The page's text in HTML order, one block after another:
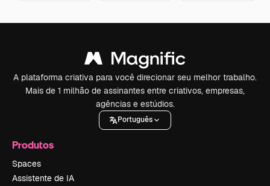
A plataforma criativa para você direcionar seu melhor trabalho.
Mais de 1 milhão de assinantes entre criativos, empresas,
agências e estúdios.
Português
Produtos
Spaces
Assistente de IA